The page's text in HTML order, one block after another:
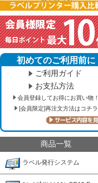
初めてのご利用前に
ご利用ガイド
お支払方法
会員登録してお得にお買い物！
[会員限定]再注文方法はコチラ
商品一覧
ラベル発行システム